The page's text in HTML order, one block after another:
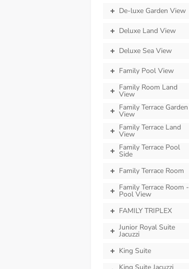
De-luxe Garden View
Deluxe Land View
Deluxe Sea View
Family Pool View
Family Room Land
View
Family Terrace Garden
View
Family Terrace Land
View
Family Terrace Pool
Side
Family Terrace Room
Family Terrace Room -
Pool View
FAMILY TRIPLEX
Junior Royal Suite
Jacuzzi
King Suite